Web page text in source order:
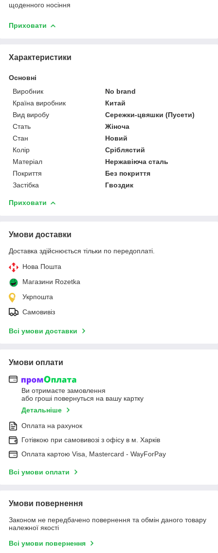
щоденного носіння
Приховати
Характеристики
Основні
Виробник
No brand
Країна виробник
Китай
Вид виробу
Сережки-цвяшки (Пусети)
Стать
Жіноча
Стан
Новий
Колір
Сріблястий
Матеріал
Нержавіюча сталь
Покриття
Без покриття
Застібка
Гвоздик
Приховати
Умови доставки
Доставка здійснюється тільки по передоплаті.
Нова Пошта
Магазини Rozetka
Укрпошта
Самовивіз
Всі умови доставки
Умови оплати
Ви отримаєте замовлення
або гроші повернуться на вашу картку
Детальніше
Оплата на рахунок
Готівкою при самовивозі з офісу в м. Харків
Оплата картою Visa, Mastercard - WayForPay
Всі умови оплати
Умови повернення
Законом не передбачено повернення та обмін даного товару
належної якості
Всі умови повернення